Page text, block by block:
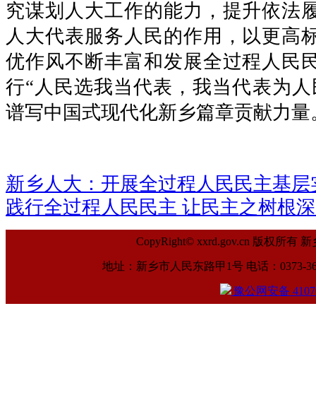
究谋划人大工作的能力，提升依法
人大代表服务人民的作用，以更高
优作风不断丰富和发展全过程人民
行“人民选我当代表，我当代表为
谱写中国式现代化新乡篇章贡献力量
新乡人大：开展全过程人民民主基
践行全过程人民民主 让民主之树根
CopyRight© xxrd.gov.cn 版权所有
地址：新乡市人民东路甲1号 电话：0373-
豫公网安备